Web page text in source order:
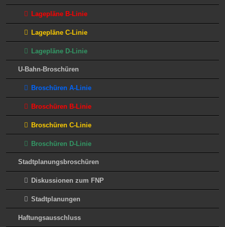
Lagepläne B-Linie
Lagepläne C-Linie
Lagepläne D-Linie
U-Bahn-Broschüren
Broschüren A-Linie
Broschüren B-Linie
Broschüren C-Linie
Broschüren D-Linie
Stadtplanungsbroschüren
Diskussionen zum FNP
Stadtplanungen
Haftungsausschluss